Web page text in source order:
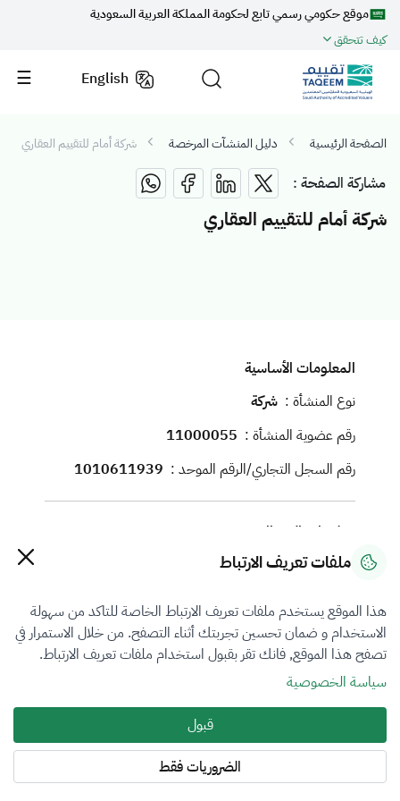
موقع حكومي رسمي تابع لحكومة المملكة العربية السعودية
كيف تتحقق
English
الصفحة الرئيسية دليل المنشآت المرخصة شركة أمام للتقييم العقاري
مشاركة الصفحة :
شركة أمام للتقييم العقاري
المعلومات الأساسية
نوع المنشأة : شركة
رقم عضوية المنشأة : 11000055
رقم السجل التجاري/الرقم الموحد : 1010611939
معلومات الاتصال
رقم الجوال : 0581444644
الموقع الإلكتروني : https://amamsaudi.com
العنوان :
عبدالعزيز, منطقة الرياض, الرياض, 13322
فروع التقييم
ملفات تعريف الارتباط
هذا الموقع يستخدم ملفات تعريف الارتباط الخاصة للتاكد من سهولة
الاستخدام و ضمان تحسين تجربتك أثناء التصفح. من خلال الاستمرار في
تصفح هذا الموقع, فانك تقر بقبول استخدام ملفات تعريف الارتباط.
سياسة الخصوصية
قبول
الضروريات فقط